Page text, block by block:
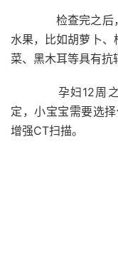
检查完之后
水果，比如胡萝卜
菜、黑木耳等具有抗
孕妇12周
定，小宝宝需要选
增强CT扫描。